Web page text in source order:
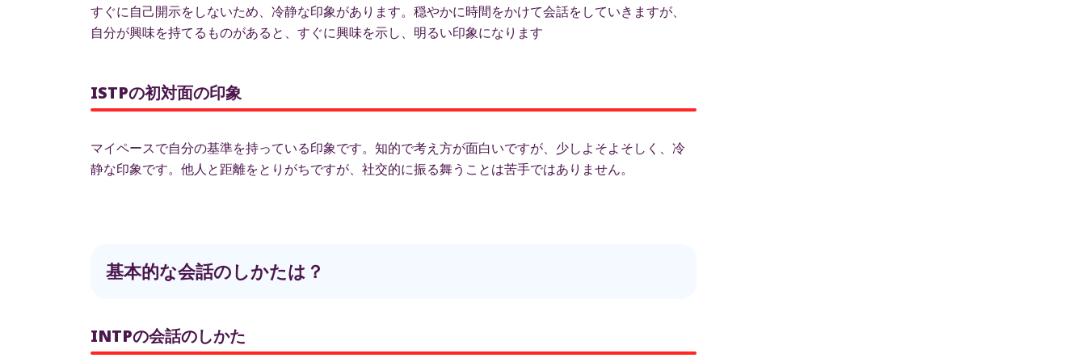
すぐに自己開示をしないため、冷静な印象があります。穏やかに時間をかけて会話をしていきますが、
自分が興味を持てるものがあると、すぐに興味を示し、明るい印象になります
ISTPの初対面の印象
マイペースで自分の基準を持っている印象です。知的で考え方が面白いですが、少しよそよそしく、冷
静な印象です。他人と距離をとりがちですが、社交的に振る舞うことは苦手ではありません。
基本的な会話のしかたは？
INTPの会話のしかた